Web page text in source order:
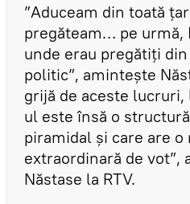
”Aduceam din toată
pregăteam… pe urmă,
unde erau pregătiți
politic”, amintește
grijă de aceste lucruri,
ul este însă o
piramidal și care are o
extraordinară de vot”,
Năstase la RTV.